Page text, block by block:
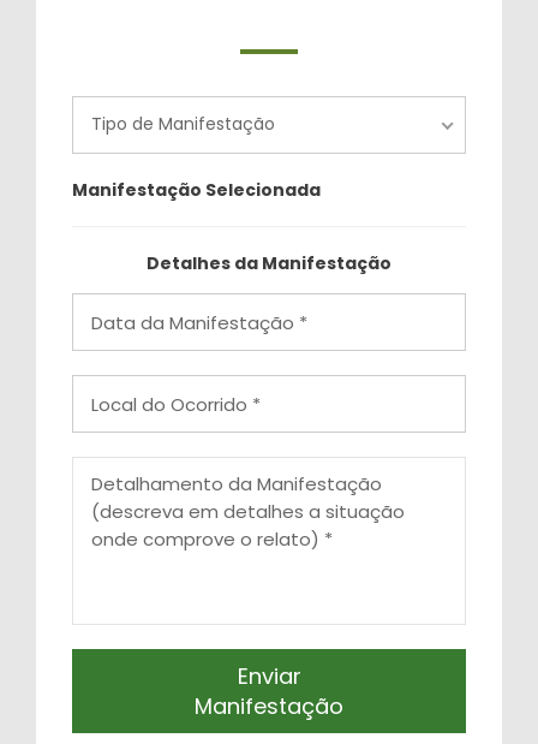
Tipo de Manifestação
Manifestação Selecionada
Detalhes da Manifestação
Enviar
Manifestação